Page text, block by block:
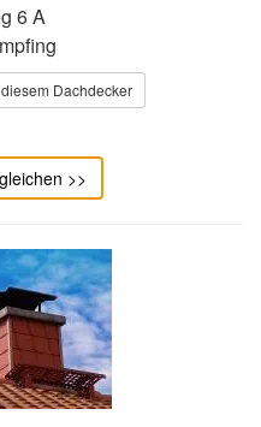
6 A
Dachdecker
>>